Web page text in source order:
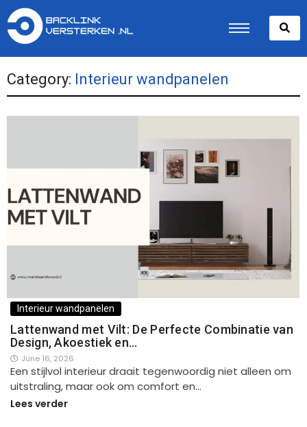
Category: Interieur wandpanelen
Interieur wandpanelen
Lattenwand met Vilt: De Perfecte Combinatie van
Design, Akoestiek en…
June 16, 2026
Een stijlvol interieur draait tegenwoordig niet alleen om
uitstraling, maar ook om comfort en…
Lees verder